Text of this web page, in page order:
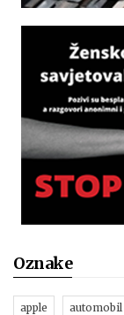
Oznake
apple automobil